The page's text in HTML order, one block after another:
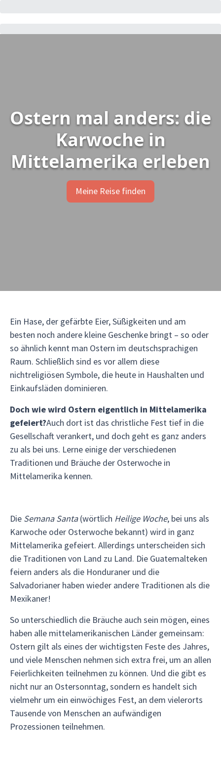
Ostern mal anders: die
Karwoche in
Mittelamerika erleben
Meine Reise finden
Ein Hase, der gefärbte Eier, Süßigkeiten und am
besten noch andere kleine Geschenke bringt – so oder
so ähnlich kennt man Ostern im deutschsprachigen
Raum. Schließlich sind es vor allem diese
nichtreligiösen Symbole, die heute in Haushalten und
Einkaufsläden dominieren.
Doch wie wird Ostern eigentlich in Mittelamerika
gefeiert?Auch dort ist das christliche Fest tief in die
Gesellschaft verankert, und doch geht es ganz anders
zu als bei uns. Lerne einige der verschiedenen
Traditionen und Bräuche der Osterwoche in
Mittelamerika kennen.
Die Semana Santa(wörtlich Heilige Woche, bei uns als
Karwoche oder Osterwoche bekannt) wird in ganz
Mittelamerika gefeiert. Allerdings unterscheiden sich
die Traditionen von Land zu Land. Die Guatemalteken
feiern anders als die Honduraner und die
Salvadorianer haben wieder andere Traditionen als die
Mexikaner!
So unterschiedlich die Bräuche auch sein mögen, eines
haben alle mittelamerikanischen Länder gemeinsam:
Ostern gilt als eines der wichtigsten Feste des Jahres,
und viele Menschen nehmen sich extra frei, um an allen
Feierlichkeiten teilnehmen zu können. Und die gibt es
nicht nur an Ostersonntag, sondern es handelt sich
vielmehr um ein einwöchiges Fest, an dem vielerorts
Tausende von Menschen an aufwändigen
Prozessionen teilnehmen.